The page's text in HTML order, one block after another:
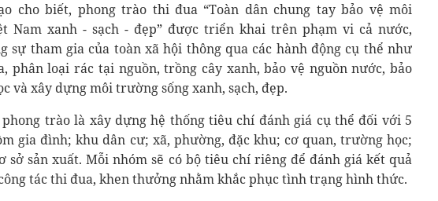
cho biết, phong trào thi đua “Toàn dân chung tay bảo vệ môi
Nam xanh - sạch - đẹp” được triển khai trên phạm vi cả nước,
sự tham gia của toàn xã hội thông qua các hành động cụ thể như
phân loại rác tại nguồn, trồng cây xanh, bảo vệ nguồn nước, bảo
và xây dựng môi trường sống xanh, sạch, đẹp.
trào là xây dựng hệ thống tiêu chí đánh giá cụ thể đối với 5
gia đình; khu dân cư; xã, phường, đặc khu; cơ quan, trường học;
sở sản xuất. Mỗi nhóm sẽ có bộ tiêu chí riêng để đánh giá kết quả
tác thi đua, khen thưởng nhằm khắc phục tình trạng hình thức.